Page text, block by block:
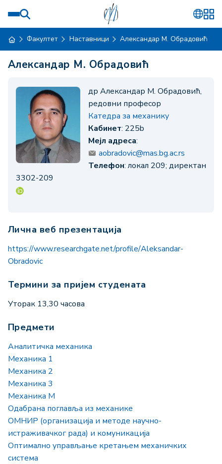
Факултет Наставници Александар М. Обрадовић
Александар М. Обрадовић
др Александар М. Обрадовић,
редовни професор
Катедра за механику
Кабинет: 225b
Мејл адреса:
aobradovic@mas.bg.ac.rs
Телефон: локал 209; директан
3302-209
Лична веб презентација
https://www.researchgate.net/profile/Aleksandar-
Obradovic
Термини за пријем студената
Уторак 13,30 часова
Предмети
Аналитичка механика
Механика 1
Механика 2
Механика 3
Механика М
Одабрана поглавља из механике
ОМНИР (организација и методе научно-
истраживачког рада) и комуникација
Оптимално управљање кретањем механичких
система